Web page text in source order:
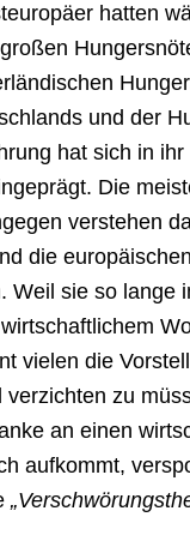
hatten
und der
hat sich in
Die
verstehen
die europäischen
Weil sie so lange
vielen die
verzichten zu
an einen
aufkommt,